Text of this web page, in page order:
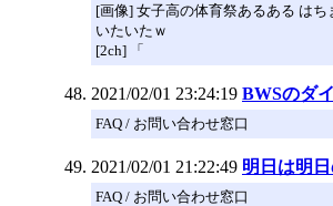
[画像] 女子高の体育祭あるある はち
いたいたｗ
[2ch] 「
2021/02/01 23:24:19 BWSのダ
FAQ / お問い合わせ窓口
2021/02/01 21:22:49 明日は明
FAQ / お問い合わせ窓口